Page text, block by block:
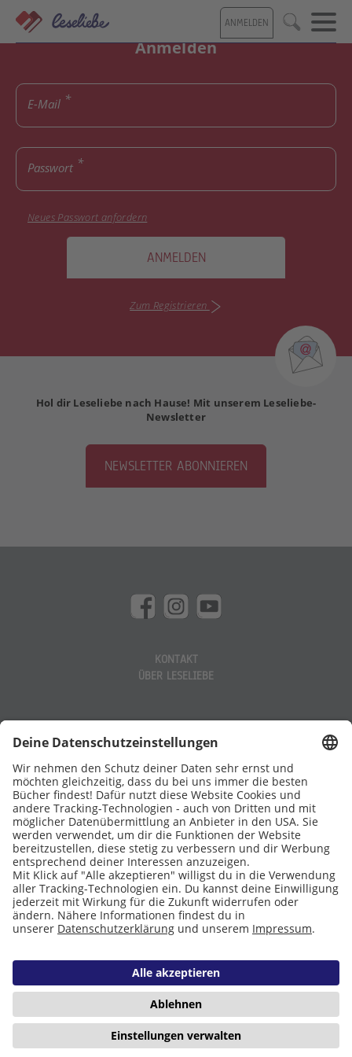
Direkt
zum
Inhalt
ANMELDEN Suche
Anmelden
E-Mail
Passwort
Neues Passwort anfordern
ANMELDEN
Zum Registrieren
Hol dir Leseliebe nach Hause! Mit unserem Leseliebe-
Newsletter
NEWSLETTER ABONNIEREN
KONTAKT
ÜBER LESELIEBE
UNTERSTÜTZT VON
Eltern
Stiftung Lesen
IMPRESSUM
COOKIES
Copyright © 2026 Leseliebe